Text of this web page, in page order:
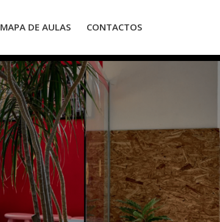
MAPA DE AULAS CONTACTOS